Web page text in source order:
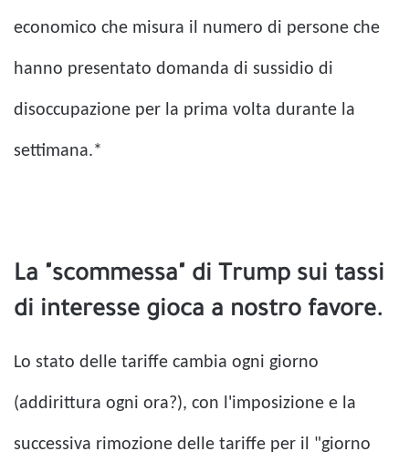
economico che misura il numero di persone che
hanno presentato domanda di sussidio di
disoccupazione per la prima volta durante la
settimana.*
La "scommessa" di Trump sui tassi
di interesse gioca a nostro favore.
Lo stato delle tariffe cambia ogni giorno
(addirittura ogni ora?), con l'imposizione e la
successiva rimozione delle tariffe per il "giorno